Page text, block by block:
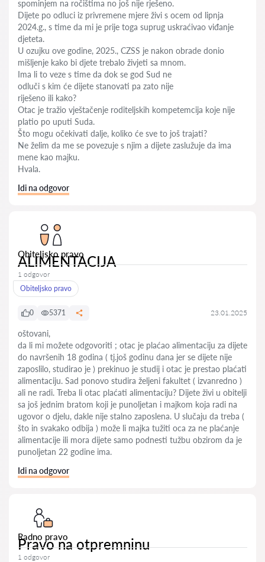
spominjem na ročištima no još nije rješeno.
Dijete po odluci iz privremene mjere živi s ocem od lipnja
2024.g., s time da mi je prije toga suprug uskraćivao viđanje
djeteta.
U ozujku ove godine, 2025., CZSS je nakon obrade donio
mišljenje kako bi djete trebalo živjeti sa mnom.
Ima li to veze s time da dok se god Sud ne
odluči s kim će dijete stanovati pa zato nije
riješeno ili kako?
Otac je tražio vještačenje roditeljskih kompetemcija koje nije
platio po uputi Suda.
Što mogu očekivati dalje, koliko će sve to još trajati?
Ne želim da me se povezuje s njim a dijete zaslužuje da ima
mene kao majku.
Hvala.
Idi na odgovor
Obiteljsko pravo
ALIMENTACIJA
1 odgovor
Obiteljsko pravo
0 5371 23.01.2025
oštovani,
da li mi možete odgovoriti ; otac je plaćao alimentaciju za dijete
do navršenih 18 godina ( tj.još godinu dana jer se dijete nije
zaposlilo, studirao je ) prekinuo je studij i otac je prestao plaćati
alimentaciju. Sad ponovo studira željeni fakultet ( izvanredno )
ali ne radi. Treba li otac plaćati alimentaciju? Dijete živi u obitelji
sa još jednim bratom koji je punoljetan i majkom koja radi na
ugovor o djelu, dakle nije stalno zaposlena. U slučaju da treba (
što in svakako odbija ) može li majka tužiti oca za ne plaćanje
alimentacije ili mora dijete samo podnesti tužbu obzirom da je
punoljetan 22 godine ima.
Idi na odgovor
Radno pravo
Pravo na otpremninu
1 odgovor